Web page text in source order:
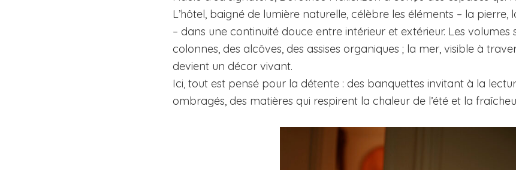
L’hôtel, baigné de lumière naturelle, célèbre les éléments – la pierre,
– dans une continuité douce entre intérieur et extérieur. Les
colonnes, des alcôves, des assises organiques ; la mer, visible à
devient un décor vivant.
Ici, tout est pensé pour la détente : des banquettes invitant à la
ombragés, des matières qui respirent la chaleur de l’été et la